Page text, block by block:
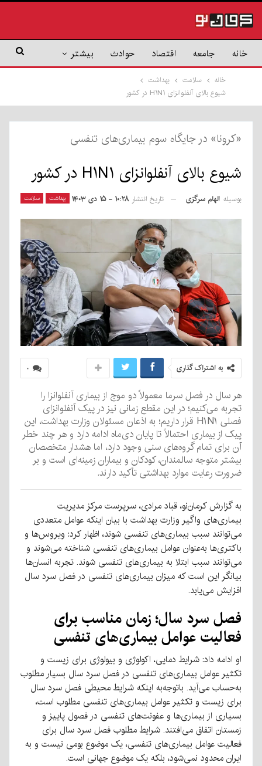
خانه جامعه اقتصاد حوادث بیشتر
خانه سلامت
بهداشت
شیوع بالای آنفلوانزای H۱N۱ در کشور
«کرونا» در جایگاه سوم بیماری‌های تنفسی
شیوع بالای آنفلوانزای H۱N۱ در کشور
بهداشت سلامت بوسیله الهام سرگزی تاریخ انتشار ۱۰:۲۸ - ۱۵ دی ۱۴۰۳
۰ به اشتراک گذاری
هر سال در فصل سرما معمولاً دو موج از بیماری آنفلوانزا را
تجربه می‌کنیم؛ در این مقطع زمانی نیز در پیک آنفلوانزای
فصلی H۱N۱ قرار داریم؛ به اذعان مسئولان وزارت بهداشت، این
پیک از بیماری احتمالاً تا پایان دی‌ماه ادامه دارد و هر چند خطر
آن برای تمام گروه‌های سنی وجود دارد، اما هشدار متخصصان
بیشتر متوجه سالمندان، کودکان و بیماران زمینه‌ای است و بر
ضرورت رعایت موارد بهداشتی تأکید دارند.
به گزارش کرمان‌نو، قباد مرادی، سرپرست مرکز مدیریت
بیماری‌های واگیر وزارت بهداشت با بیان اینکه عوامل متعددی
می‌توانند سبب بیماری‌های تنفسی شوند، اظهار کرد: ویروس‌ها و
باکتری‌ها به‌عنوان عوامل بیماری‌های تنفسی شناخته می‌شوند و
می‌توانند سبب ابتلا به بیماری‌های تنفسی شوند. تجربه انسان‌ها
بیانگر این است که میزان بیماری‌های تنفسی در فصل سرد سال
افزایش می‌یابد.
فصل سرد سال؛ زمان مناسب برای
فعالیت عوامل بیماری‌های تنفسی
او ادامه داد: شرایط دمایی، اکولوژی و بیولوژی برای زیست و
تکثیر عوامل بیماری‌های تنفسی در فصل سرد سال بسیار مطلوب
به‌حساب می‌آید. باتوجه‌به اینکه شرایط محیطی فصل سرد سال
برای زیست و تکثیر عوامل بیماری‌های تنفسی مطلوب است،
بسیاری از بیماری‌ها و عفونت‌های تنفسی در فصول پاییز و
زمستان اتفاق می‌افتند. شرایط مطلوب فصل سرد سال برای
فعالیت عوامل بیماری‌های تنفسی، یک موضوع بومی نیست و به
ایران محدود نمی‌شود، بلکه یک موضوع جهانی است.